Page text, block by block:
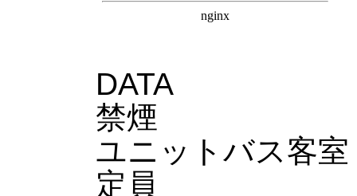
DATA
禁煙
ユニットバス客室
定員